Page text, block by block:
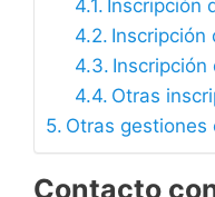
Inscripción
Inscripción
Otras
Otras gestiones
Contacto